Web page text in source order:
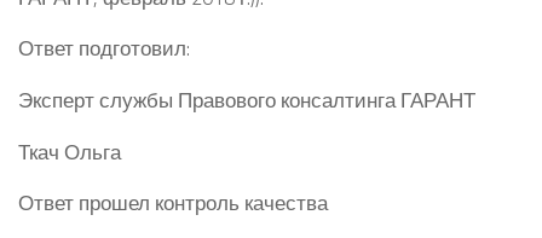
Ответ подготовил:
Эксперт службы Правового консалтинга ГАРАНТ
Ткач Ольга
Ответ прошел контроль качества